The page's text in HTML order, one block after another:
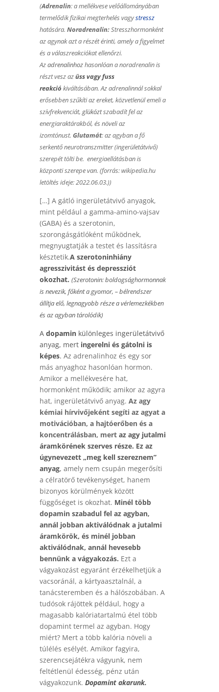
(Adrenalin:amellékvesevelőállományában
termelődik fizikai megterhelés vagystressz
hatására. Noradrenalin:Stresszhormonként
az agynak azt a részét érinti, amely a figyelmet
és a válaszreakciókat ellenőrzi.
Azadrenalinhozhasonlóan a noradrenalin is
részt vesz azüss vagy fuss
reakció kiváltásában. Az adrenalinnál sokkal
erősebben szűkíti az ereket, közvetlenül emeli a
szívfrekvenciát, glükóztszabadít fel az
energiaraktárakból, és növeli az
izomtónust. Glutamát: az agyban a fő
serkentő neurotranszmitter (ingerületátvivő)
szerepét tölti be. energiaellátásban is
központi szerepe van. (forrás: wikipedia.hu
letöltés ideje: 2022.06.03.))
[…] A gátló ingerületátvivő anyagok,
mint például a gamma-amino-vajsav
(GABA) és a szerotonin,
szorongásgátlóként működnek,
megnyugtatják a testet és lassításra
késztetik.A szerotoninhiány
agresszivitást és depressziót
okozhat. (Szerotonin: boldogsághormonnak
is nevezik, főként a gyomor, – bélrendszer
állítja elő, legnagyobb része a vérlemezkékben
és az agyban tárolódik)
A dopaminkülönleges ingerületátvivő
anyag, mert ingerelni és gátolni is
képes. Az adrenalinhoz és egy sor
más anyaghoz hasonlóan hormon.
Amikor a mellékvesére hat,
hormonként működik; amikor az agyra
hat, ingerületátvivő anyag. Az agy
kémiai hírvivőjeként segíti az agyat a
motivációban, a hajtóerőben és a
koncentrálásban, mert az agy jutalmi
áramkörének szerves része. Ez az
úgynevezett „meg kell szereznem”
anyag, amely nem csupán megerősíti
a célratörő tevékenységet, hanem
bizonyos körülmények között
függőséget is okozhat. Minél több
dopamin szabadul fel az agyban,
annál jobban aktiválódnak a jutalmi
áramkörök, és minél jobban
aktiválódnak, annál hevesebb
bennünk a vágyakozás. Ezt a
vágyakozást egyaránt érzékelhetjük a
vacsoránál, a kártyaasztalnál, a
tanácsteremben és a hálószobában. A
tudósok rájöttek például, hogy a
magasabb kalóriatartalmú étel több
dopamint termel az agyban. Hogy
miért? Mert a több kalória növeli a
túlélés esélyét. Amikor fagyira,
szerencsejátékra vágyunk, nem
feltétlenül édesség, pénz után
vágyakozunk. Dopamint akarunk.